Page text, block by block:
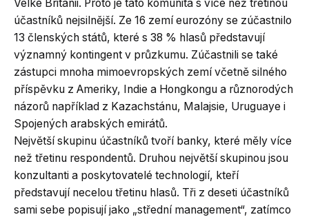
Velké Británii. Proto je tato komunita s více než třetinou
účastníků nejsilnější. Ze 16 zemí eurozóny se zúčastnilo
13 členských států, které s 38 % hlasů představují
významný kontingent v průzkumu. Zúčastnili se také
zástupci mnoha mimoevropských zemí včetně silného
příspěvku z Ameriky, Indie a Hongkongu a různorodých
názorů například z Kazachstánu, Malajsie, Uruguaye i
Spojených arabských emirátů.
Největší skupinu účastníků tvoří banky, které měly více
než třetinu respondentů. Druhou největší skupinou jsou
konzultanti a poskytovatelé technologií, kteří
představují necelou třetinu hlasů. Tři z deseti účastníků
sami sebe popisují jako „střední management“, zatímco